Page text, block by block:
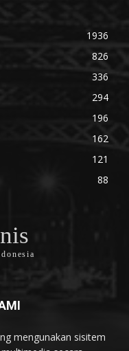
1936
826
336
294
196
162
121
88
mengunakan sisitem